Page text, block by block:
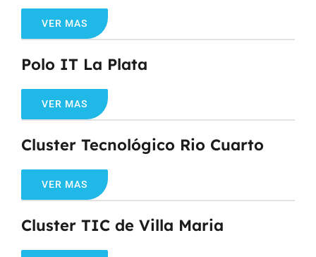
VER MAS
Polo IT La Plata
VER MAS
Cluster Tecnológico Rio Cuarto
VER MAS
Cluster TIC de Villa Maria